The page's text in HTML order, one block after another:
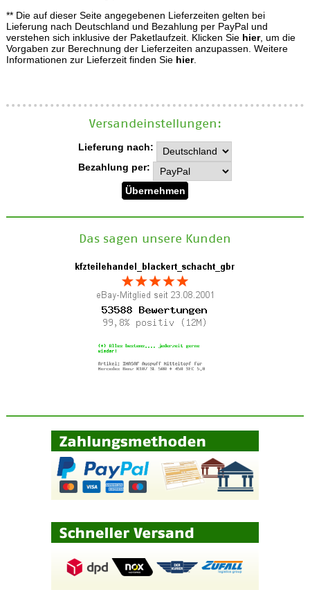
** Die auf dieser Seite angegebenen Lieferzeiten gelten bei
Lieferung nach Deutschland und Bezahlung per PayPal und
verstehen sich inklusive der Paketlaufzeit. Klicken Sie hier, um die
Vorgaben zur Berechnung der Lieferzeiten anzupassen. Weitere
Informationen zur Lieferzeit finden Sie hier.
Versand­einstellungen:
Lieferung nach:
Bezahlung per:
Das sagen unsere Kunden